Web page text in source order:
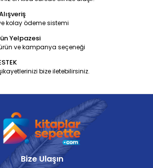
kolay ödeme sistemi
Yelpazesi
ve kampanya seçeneği
bize iletebilirsiniz.
Bize Ulaşın